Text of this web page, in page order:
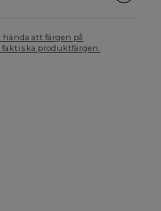
att färgen på
produktfärgen.